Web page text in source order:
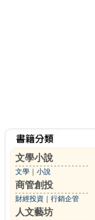
文學小說
文學 小說
商管創投
財經投資 行銷企管
人文藝坊